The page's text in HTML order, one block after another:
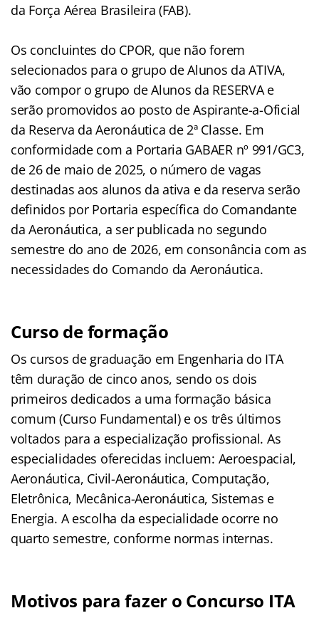
da Força Aérea Brasileira (FAB).
Os concluintes do CPOR, que não forem
selecionados para o grupo de Alunos da ATIVA,
vão compor o grupo de Alunos da RESERVA e
serão promovidos ao posto de Aspirante-a-Oficial
da Reserva da Aeronáutica de 2ª Classe. Em
conformidade com a Portaria GABAER nº 991/GC3,
de 26 de maio de 2025, o número de vagas
destinadas aos alunos da ativa e da reserva serão
definidos por Portaria específica do Comandante
da Aeronáutica, a ser publicada no segundo
semestre do ano de 2026, em consonância com as
necessidades do Comando da Aeronáutica.
Curso de formação
Os cursos de graduação em Engenharia do ITA
têm duração de cinco anos, sendo os dois
primeiros dedicados a uma formação básica
comum (Curso Fundamental) e os três últimos
voltados para a especialização profissional. As
especialidades oferecidas incluem: Aeroespacial,
Aeronáutica, Civil-Aeronáutica, Computação,
Eletrônica, Mecânica-Aeronáutica, Sistemas e
Energia. A escolha da especialidade ocorre no
quarto semestre, conforme normas internas.
Motivos para fazer o Concurso ITA